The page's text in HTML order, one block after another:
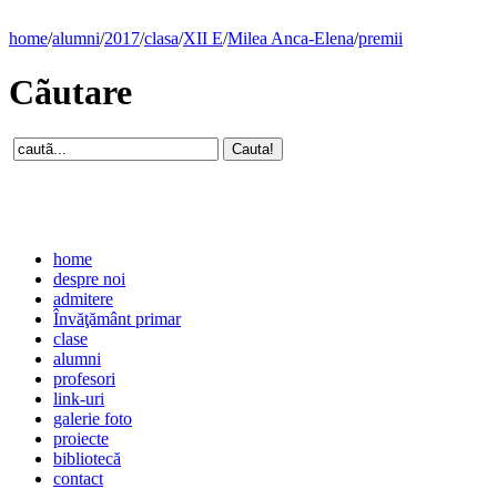
home/alumni/2017/clasa/XII E/Milea Anca-Elena/premii
Cãutare
home
despre noi
admitere
Învăţământ primar
clase
alumni
profesori
link-uri
galerie foto
proiecte
bibliotecă
contact